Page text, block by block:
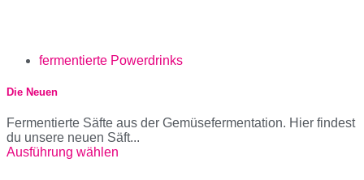
fermentierte Powerdrinks
Die Neuen
Fermentierte Säfte aus der Gemüsefermentation. Hier findest
du unsere neuen Säft...
Ausführung wählen